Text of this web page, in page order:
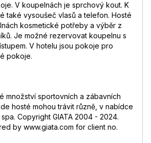
V koupelnách je sprchový kout. K
také vysoušeč vlasů a telefon. Hosté
kosmetické potřeby a výběr z
Je možné rezervovat koupelnu s
V hotelu jsou pokoje pro
pokoje.
množství sportovních a zábavních
hosté mohou trávit různě, v nabídce
Copyright GIATA 2004 - 2024.
by www.giata.com for client no.